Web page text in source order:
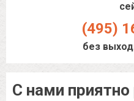
(495)
без
С нами приятно